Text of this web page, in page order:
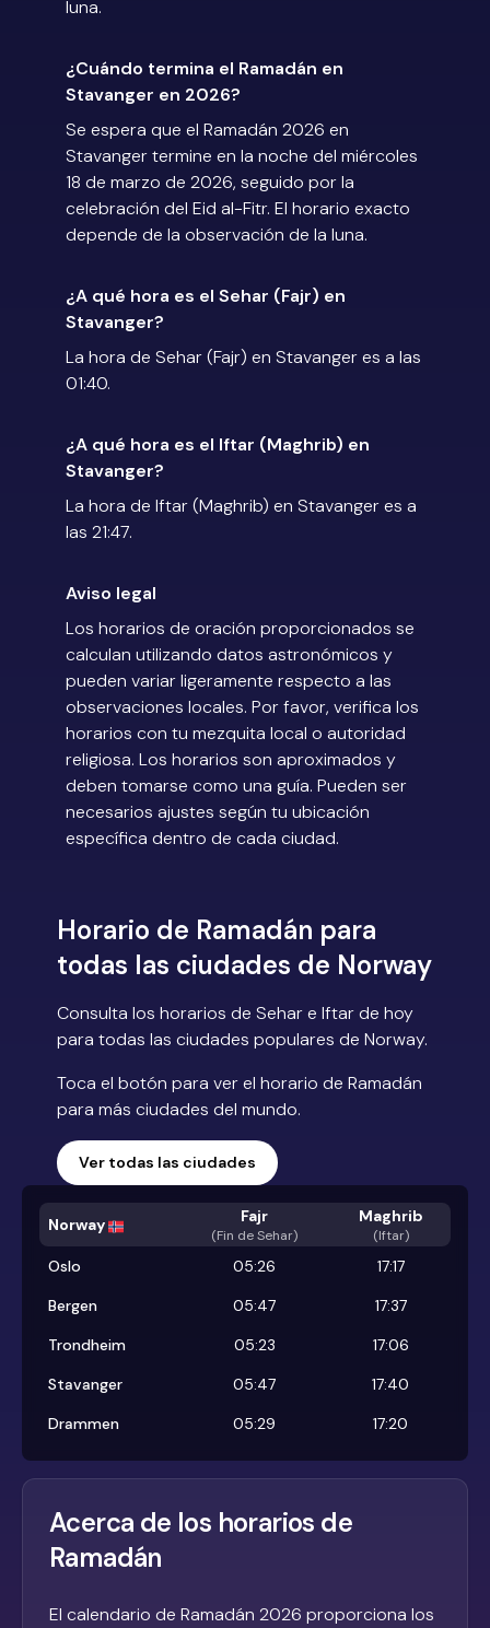
luna.
¿Cuándo termina el Ramadán en
Stavanger en 2026?
Se espera que el Ramadán 2026 en
Stavanger termine en la noche del miércoles
18 de marzo de 2026, seguido por la
celebración del Eid al-Fitr. El horario exacto
depende de la observación de la luna.
¿A qué hora es el Sehar (Fajr) en
Stavanger?
La hora de Sehar (Fajr) en Stavanger es a las
01:40.
¿A qué hora es el Iftar (Maghrib) en
Stavanger?
La hora de Iftar (Maghrib) en Stavanger es a
las 21:47.
Aviso legal
Los horarios de oración proporcionados se
calculan utilizando datos astronómicos y
pueden variar ligeramente respecto a las
observaciones locales. Por favor, verifica los
horarios con tu mezquita local o autoridad
religiosa. Los horarios son aproximados y
deben tomarse como una guía. Pueden ser
necesarios ajustes según tu ubicación
específica dentro de cada ciudad.
Horario de Ramadán para
todas las ciudades de Norway
Consulta los horarios de Sehar e Iftar de hoy
para todas las ciudades populares de Norway.
Toca el botón para ver el horario de Ramadán
para más ciudades del mundo.
Ver todas las ciudades
Norway Fajr
(Fin de Sehar)
Maghrib
(Iftar)
Oslo 05:26
17:17
Bergen
05:47
17:37
Trondheim
05:23
17:06
Stavanger
05:47
17:40
Drammen
05:29 17:20
Acerca de los horarios de
Ramadán
El calendario de Ramadán 2026 proporciona los